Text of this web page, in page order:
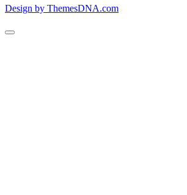
Design by ThemesDNA.com
Scroll